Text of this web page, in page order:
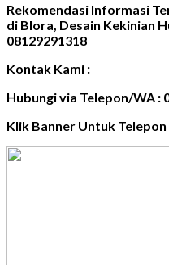
Rekomendasi Informasi
di Blora, Desain Kekinian
08129291318
Kontak Kami :
Hubungi via Telepon/WA :
Klik Banner Untuk Telepon